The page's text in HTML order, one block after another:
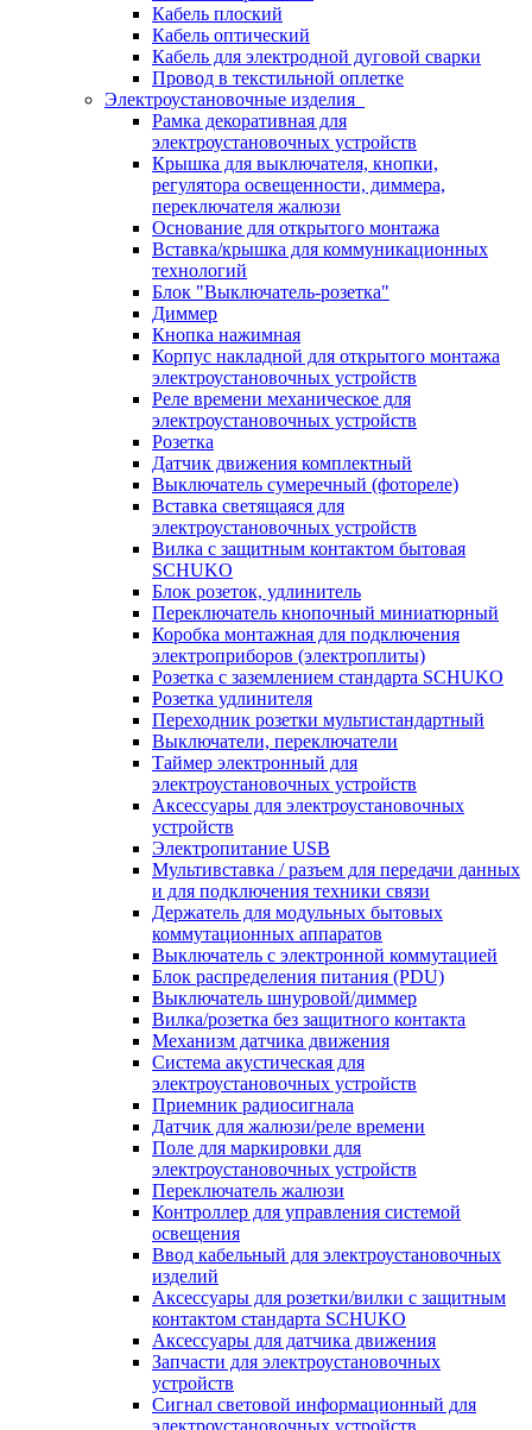
Кабель плоский
Кабель оптический
Кабель для электродной дуговой сварки
Провод в текстильной оплетке
Электроустановочные изделия
Рамка декоративная для
электроустановочных устройств
Крышка для выключателя, кнопки,
регулятора освещенности, диммера,
переключателя жалюзи
Основание для открытого монтажа
Вставка/крышка для коммуникационных
технологий
Блок "Выключатель-розетка"
Диммер
Кнопка нажимная
Корпус накладной для открытого монтажа
электроустановочных устройств
Реле времени механическое для
электроустановочных устройств
Розетка
Датчик движения комплектный
Выключатель сумеречный (фотореле)
Вставка светящаяся для
электроустановочных устройств
Вилка с защитным контактом бытовая
SCHUKO
Блок розеток, удлинитель
Переключатель кнопочный миниатюрный
Коробка монтажная для подключения
электроприборов (электроплиты)
Розетка с заземлением стандарта SCHUKO
Розетка удлинителя
Переходник розетки мультистандартный
Выключатели, переключатели
Таймер электронный для
электроустановочных устройств
Аксессуары для электроустановочных
устройств
Электропитание USB
Мультивставка / разъем для передачи данных
и для подключения техники связи
Держатель для модульных бытовых
коммутационных аппаратов
Выключатель с электронной коммутацией
Блок распределения питания (PDU)
Выключатель шнуровой/диммер
Вилка/розетка без защитного контакта
Механизм датчика движения
Система акустическая для
электроустановочных устройств
Приемник радиосигнала
Датчик для жалюзи/реле времени
Поле для маркировки для
электроустановочных устройств
Переключатель жалюзи
Контроллер для управления системой
освещения
Ввод кабельный для электроустановочных
изделий
Аксессуары для розетки/вилки с защитным
контактом стандарта SCHUKO
Аксессуары для датчика движения
Запчасти для электроустановочных
устройств
Сигнал световой информационный для
электроустановочных устройств